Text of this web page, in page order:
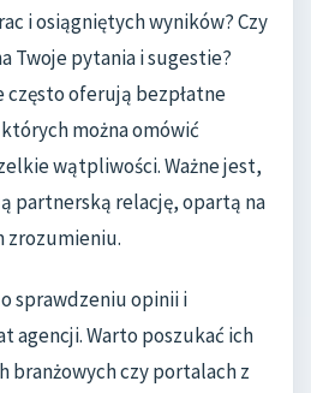
i osiągniętych wyników? Czy
Twoje pytania i sugestie?
często oferują bezpłatne
można omówić
wątpliwości. Ważne jest,
partnerską relację, opartą na
zrozumieniu.
sprawdzeniu opinii i
agencji. Warto poszukać ich
branżowych czy portalach z